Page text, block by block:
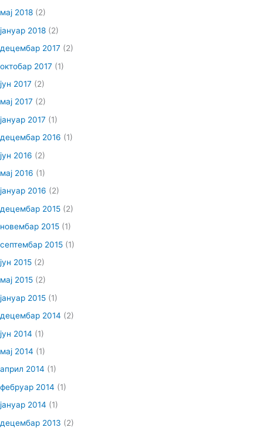
мај 2018 (2)
јануар 2018 (2)
децембар 2017 (2)
октобар 2017 (1)
јун 2017 (2)
мај 2017 (2)
јануар 2017 (1)
децембар 2016 (1)
јун 2016 (2)
мај 2016 (1)
јануар 2016 (2)
децембар 2015 (2)
новембар 2015 (1)
септембар 2015 (1)
јун 2015 (2)
мај 2015 (2)
јануар 2015 (1)
децембар 2014 (2)
јун 2014 (1)
мај 2014 (1)
април 2014 (1)
фебруар 2014 (1)
јануар 2014 (1)
децембар 2013 (2)